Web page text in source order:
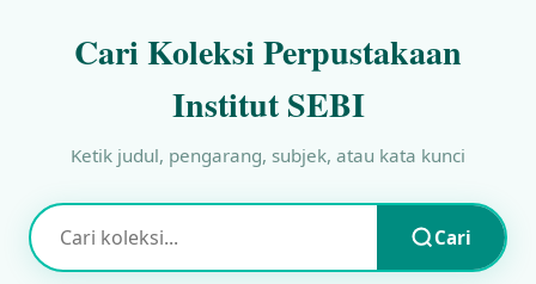
Cari Koleksi Perpustakaan
Institut SEBI
Ketik judul, pengarang, subjek, atau kata kunci
Cari